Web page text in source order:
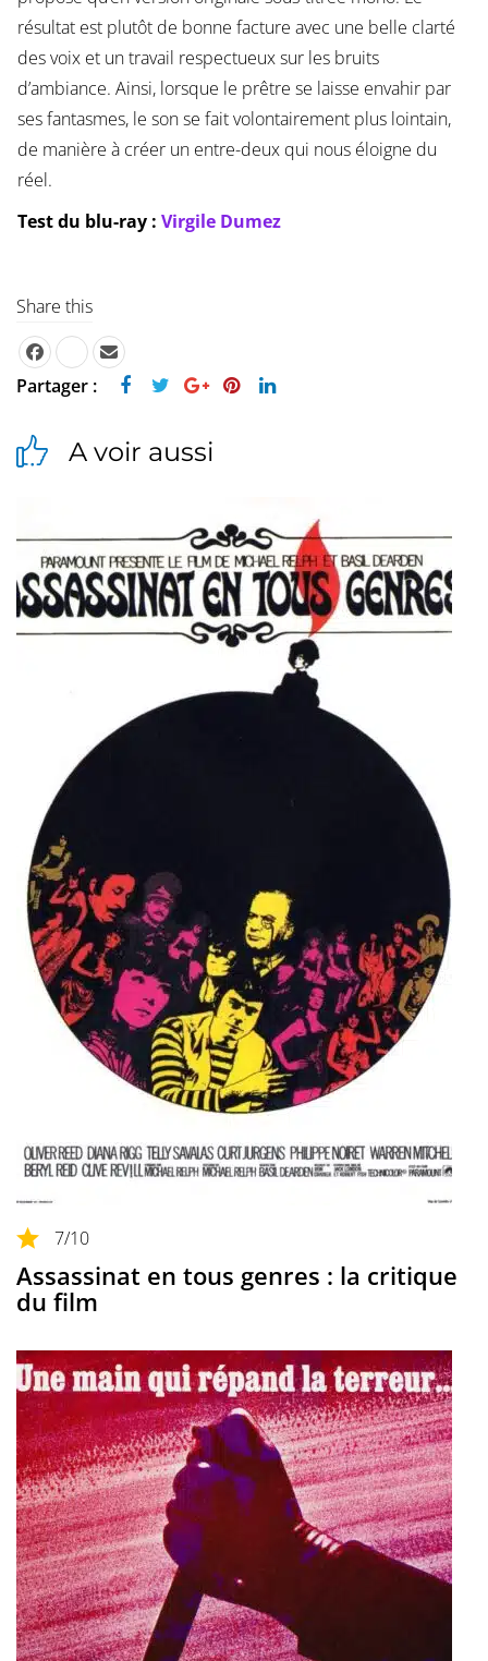
résultat est plutôt de bonne facture avec une belle clarté
des voix et un travail respectueux sur les bruits
d’ambiance. Ainsi, lorsque le prêtre se laisse envahir par
ses fantasmes, le son se fait volontairement plus lointain,
de manière à créer un entre-deux qui nous éloigne du
réel.
Test du blu-ray : Virgile Dumez
Share this
Partager :
A voir aussi
7/10
Assassinat en tous genres : la critique
du film